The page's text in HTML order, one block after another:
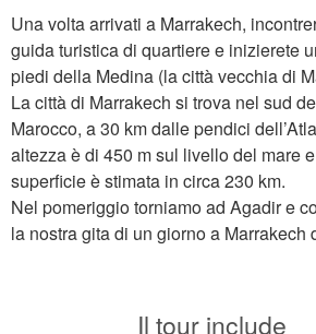
Una volta arrivati a Marrakech,
guida turistica di quartiere e inizierete
piedi della Medina (la città vecchia di
La città di Marrakech si trova nel sud
Marocco, a 30 km dalle pendici
altezza è di 450 m sul livello del mare
superficie è stimata in circa 230 km.
Nel pomeriggio torniamo ad Agadir e
la nostra gita di un giorno a Marrakech
Il tour include